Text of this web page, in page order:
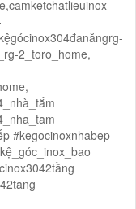
2_toro_home,
#kegocinoxnhabep